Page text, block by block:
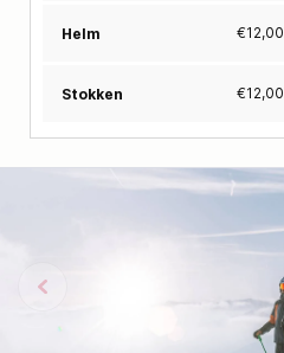
Helm €12,00
Stokken €12,00